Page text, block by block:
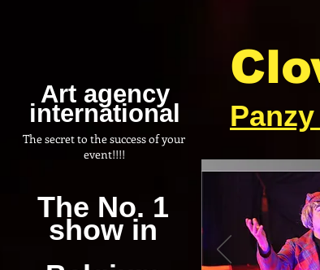
Art agency
international
The secret to the success of your
event!!!!
The No. 1
show in